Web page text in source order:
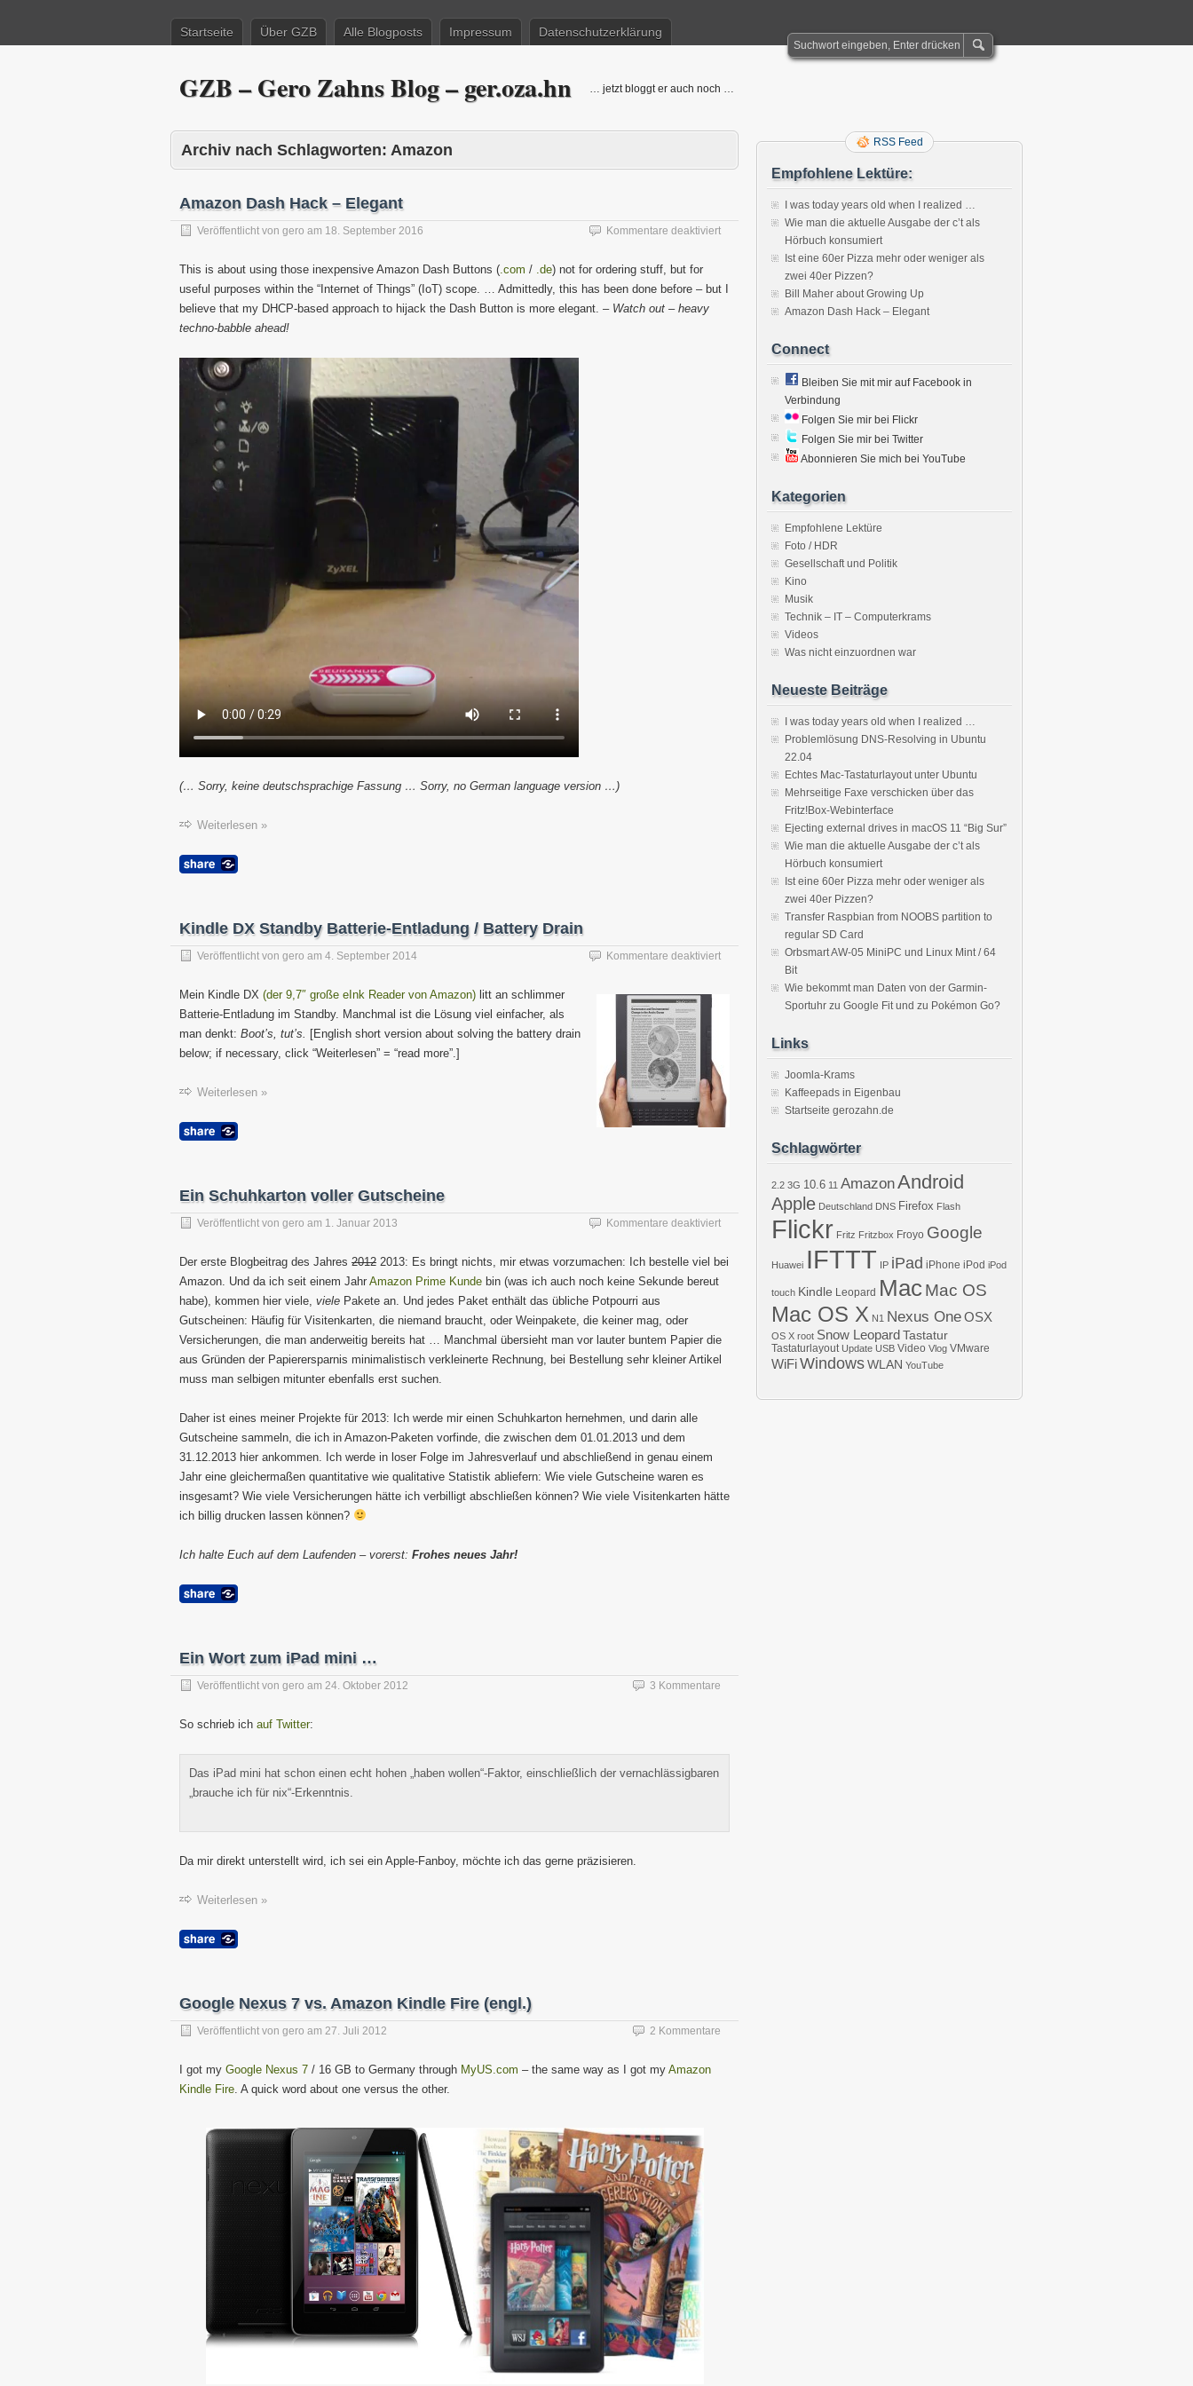
Startseite Über GZB Alle Blogposts Impressum Datenschutzerklärung
GZB – Gero Zahns Blog – ger.oza.hn … jetzt bloggt er auch noch …
Archiv nach Schlagworten: Amazon
Amazon Dash Hack – Elegant
Veröffentlicht von gero am 18. September 2016 Kommentare deaktiviertfür
–
This is about using those inexpensive Amazon Dash Buttons (.com / .de) not for ordering stuff, but for
useful purposes within the “Internet of Things” (IoT) scope. … Admittedly, this has been done before – but I
believe that my DHCP-based approach to hijack the Dash Button is more elegant. – Watch out – heavy
techno-babble ahead!
(… Sorry, keine deutschsprachige Fassung … Sorry, no German language version …)
Weiterlesen »
Kindle DX Standby Batterie-Entladung / Battery Drain
Veröffentlicht von gero am 4. September 2014 Kommentare deaktiviertfür
Drain
Mein Kindle DX (der 9,7″ große eInk Reader von Amazon) litt an schlimmer
Batterie-Entladung im Standby. Manchmal ist die Lösung viel einfacher, als
man denkt: Boot’s, tut’s. [English short version about solving the battery drain
below; if necessary, click “Weiterlesen” = “read more”.]
Weiterlesen »
Ein Schuhkarton voller Gutscheine
Veröffentlicht von gero am 1. Januar 2013 Kommentare deaktiviertfür
Schuhkarton
Der erste Blogbeitrag des Jahres 2012 2013: Es bringt nichts, mir etwas vorzumachen: Ich bestelle viel bei
Amazon. Und da ich seit einem Jahr Amazon Prime Kunde bin (was ich auch noch keine Sekunde bereut
habe), kommen hier viele, viele Pakete an. Und jedes Paket enthält das übliche Potpourri aus
Gutscheinen: Häufig für Visitenkarten, die niemand braucht, oder Weinpakete, die keiner mag, oder
Versicherungen, die man anderweitig bereits hat … Manchmal übersieht man vor lauter buntem Papier die
aus Gründen der Papierersparnis minimalistisch verkleinerte Rechnung, bei Bestellung sehr kleiner Artikel
muss man selbigen mitunter ebenfalls erst suchen.
Daher ist eines meiner Projekte für 2013: Ich werde mir einen Schuhkarton hernehmen, und darin alle
Gutscheine sammeln, die ich in Amazon-Paketen vorfinde, die zwischen dem 01.01.2013 und dem
31.12.2013 hier ankommen. Ich werde in loser Folge im Jahresverlauf und abschließend in genau einem
Jahr eine gleichermaßen quantitative wie qualitative Statistik abliefern: Wie viele Gutscheine waren es
insgesamt? Wie viele Versicherungen hätte ich verbilligt abschließen können? Wie viele Visitenkarten hätte
ich billig drucken lassen können?
Ich halte Euch auf dem Laufenden – vorerst: Frohes neues Jahr!
Ein Wort zum iPad mini …
Veröffentlicht von gero am 24. Oktober 2012 3 Kommentare
So schrieb ich auf Twitter:
Das iPad mini hat schon einen echt hohen „haben wollen“-Faktor, einschließlich der vernachlässigbaren
„brauche ich für nix“-Erkenntnis.
Da mir direkt unterstellt wird, ich sei ein Apple-Fanboy, möchte ich das gerne präzisieren.
Weiterlesen »
Google Nexus 7 vs. Amazon Kindle Fire (engl.)
Veröffentlicht von gero am 27. Juli 2012 2 Kommentare
I got my Google Nexus 7 / 16 GB to Germany through MyUS.com – the same way as I got my Amazon
Kindle Fire. A quick word about one versus the other.
RSS Feed
Empfohlene Lektüre:
I was today years old when I realized …
Wie man die aktuelle Ausgabe der c’t als
Hörbuch konsumiert
Ist eine 60er Pizza mehr oder weniger als
zwei 40er Pizzen?
Bill Maher about Growing Up
Amazon Dash Hack – Elegant
Connect
Bleiben Sie mit mir auf Facebook in
Verbindung
Folgen Sie mir bei Flickr
Folgen Sie mir bei Twitter
Abonnieren Sie mich bei YouTube
Kategorien
Empfohlene Lektüre
Foto / HDR
Gesellschaft und Politik
Kino
Musik
Technik – IT – Computerkrams
Videos
Was nicht einzuordnen war
Neueste Beiträge
I was today years old when I realized …
Problemlösung DNS-Resolving in Ubuntu
22.04
Echtes Mac-Tastaturlayout unter Ubuntu
Mehrseitige Faxe verschicken über das
Fritz!Box-Webinterface
Ejecting external drives in macOS 11 “Big Sur”
Wie man die aktuelle Ausgabe der c’t als
Hörbuch konsumiert
Ist eine 60er Pizza mehr oder weniger als
zwei 40er Pizzen?
Transfer Raspbian from NOOBS partition to
regular SD Card
Orbsmart AW-05 MiniPC und Linux Mint / 64
Bit
Wie bekommt man Daten von der Garmin-
Sportuhr zu Google Fit und zu Pokémon Go?
Links
Joomla-Krams
Kaffeepads in Eigenbau
Startseite gerozahn.de
Schlagwörter
2.2 3G 10.6 11 AmazonAndroid
Apple Deutschland DNS Firefox Flash
Flickr Fritz Fritzbox Froyo Google
Huawei IFTTT IP iPad iPhone iPod iPod
touch Kindle Leopard MacMac OS
Mac OS X N1 Nexus OneOSX
OS X root Snow LeopardTastatur
Tastaturlayout Update USB Video Vlog VMware
WiFiWindowsWLAN YouTube